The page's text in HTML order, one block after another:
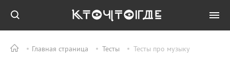
Главная страница Тесты Тесты про музыку